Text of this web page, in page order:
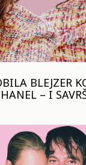
BLEJZER
– I